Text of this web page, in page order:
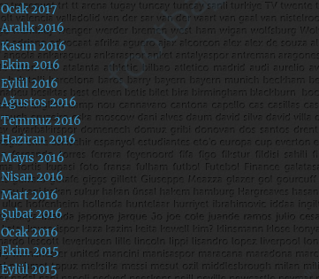
Ocak 2017
Aralık 2016
Kasım 2016
Ekim 2016
Eylül 2016
Ağustos 2016
Temmuz 2016
Haziran 2016
Mayıs 2016
Nisan 2016
Mart 2016
Şubat 2016
Ocak 2016
Ekim 2015
Eylül 2015